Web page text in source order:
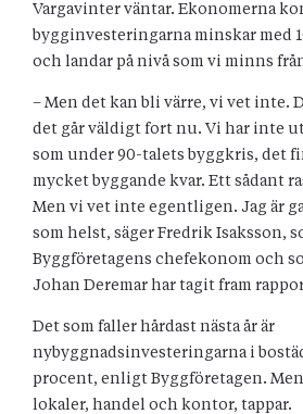
Vargavinter väntar. Ekonomerna
bygginvesteringarna minskar med
och landar på nivå som vi minns
– Men det kan bli värre, vi vet inte.
det går väldigt fort nu. Vi har inte
som under 90-talets byggkris, det
mycket byggande kvar. Ett sådant
Men vi vet inte egentligen. Jag är
som helst, säger Fredrik Isaksson,
Byggföretagens chefekonom och
Johan Deremar har tagit fram
Det som faller hårdast nästa år är
nybyggnadsinvesteringarna i
procent, enligt Byggföretagen.
lokaler, handel och kontor, tappar.